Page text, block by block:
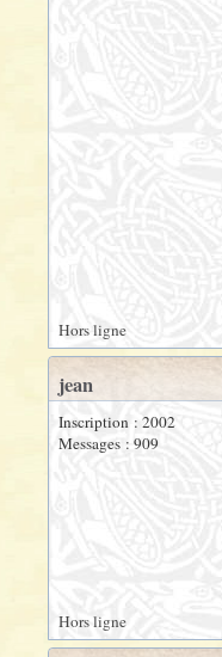
Hors ligne
jean
Inscription : 2002
Messages : 909
Hors ligne